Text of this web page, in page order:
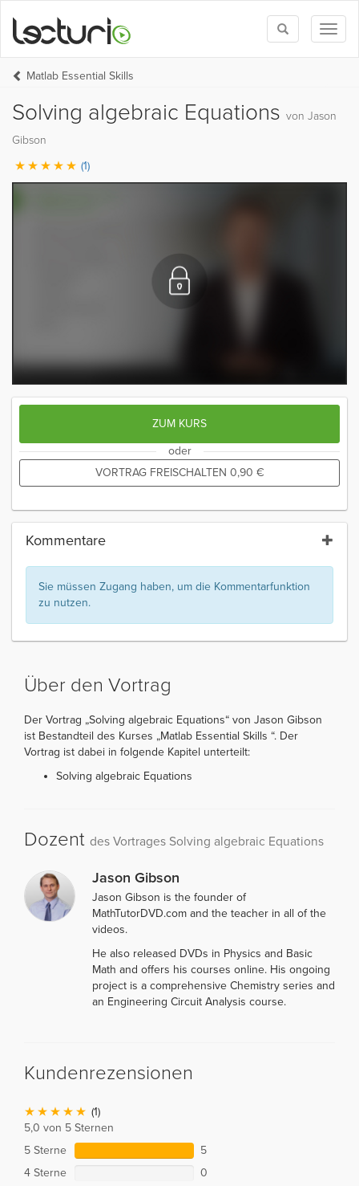
Toggle
search
Matlab Essential Skills
Solving algebraic Equations von Jason
Gibson
(1)
ZUM KURS
oder
VORTRAG FREISCHALTEN 0,90 €
Kommentare
Sie müssen Zugang haben, um die Kommentarfunktion
zu nutzen.
Über den Vortrag
Der Vortrag „Solving algebraic Equations“ von Jason Gibson
ist Bestandteil des Kurses „Matlab Essential Skills “. Der
Vortrag ist dabei in folgende Kapitel unterteilt:
Solving algebraic Equations
Dozent des Vortrages Solving algebraic Equations
Jason Gibson
Jason Gibson is the founder of
MathTutorDVD.com and the teacher in all of the
videos.
He also released DVDs in Physics and Basic
Math and offers his courses online. His ongoing
project is a comprehensive Chemistry series and
an Engineering Circuit Analysis course.
Kundenrezensionen
(1)
5,0 von 5 Sternen
5 Sterne
5
4 Sterne
0